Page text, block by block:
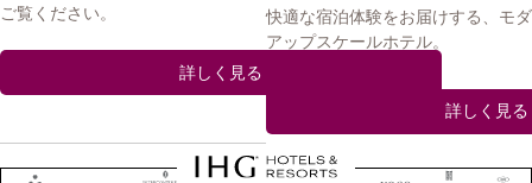
ご覧ください。
詳しく見る
快適な宿泊体験をお届けする、モ
アップスケールホテル。
詳しく見る